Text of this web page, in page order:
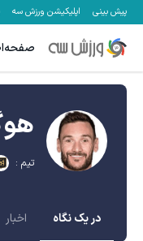
پیش بینی اپلیکیشن ورزش سه
تیم :
در یک نگاه اخبار